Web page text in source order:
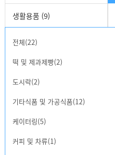
생활용품 (9)
전체(22)
떡 및 제과제빵(2)
도시락(2)
기타식품 및 가공식품(12)
케이터링(5)
커피 및 차류(1)